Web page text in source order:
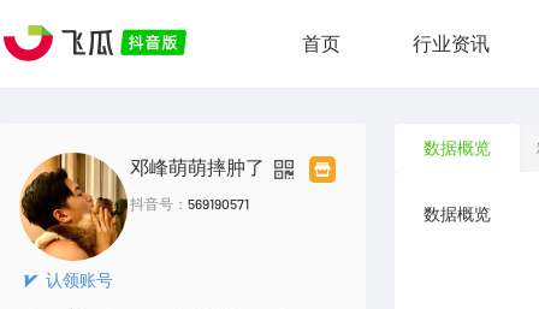
首页 行业资讯
认领账号
邓峰萌萌摔肿了
抖音号： 569190571
数据概览
数据概览